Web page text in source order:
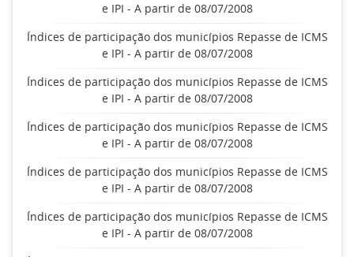
e IPI - A partir de 08/07/2008
Índices de participação dos municípios Repasse de ICMS
e IPI - A partir de 08/07/2008
Índices de participação dos municípios Repasse de ICMS
e IPI - A partir de 08/07/2008
Índices de participação dos municípios Repasse de ICMS
e IPI - A partir de 08/07/2008
Índices de participação dos municípios Repasse de ICMS
e IPI - A partir de 08/07/2008
Índices de participação dos municípios Repasse de ICMS
e IPI - A partir de 08/07/2008